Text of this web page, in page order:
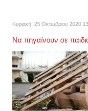
Κυριακή, 25 Οκτωβρίου 2020
Να πηγαίνουν σε